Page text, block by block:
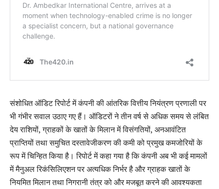
संशोधित ऑडिट रिपोर्ट में कंपनी की आंतरिक वित्तीय नियंत्रण प्रणाली पर
भी गंभीर सवाल उठाए गए हैं। ऑडिटरों ने तीन वर्ष से अधिक समय से लंबित
देय राशियों, ग्राहकों के खातों के मिलान में विसंगतियों, अनआवंटित
प्राप्तियों तथा समुचित दस्तावेजीकरण की कमी को प्रमुख कमजोरियों के
रूप में चिन्हित किया है। रिपोर्ट में कहा गया है कि कंपनी अब भी कई मामलों
में मैनुअल रिकंसिलिएशन पर अत्यधिक निर्भर है और ग्राहक खातों के
नियमित मिलान तथा निगरानी तंत्र को और मजबूत करने की आवश्यकता